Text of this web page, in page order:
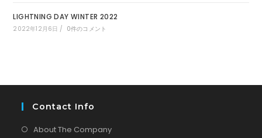
LIGHTNING DAY WINTER 2022
2022年12月6日 / 0件のコメント
Contact Info
About The Company